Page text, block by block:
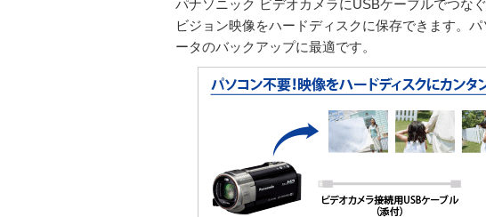
パナソニック ビデオカメラにUSBケーブルでつな
ビジョン映像をハードディスクに保存できます。
ータのバックアップに最適です。